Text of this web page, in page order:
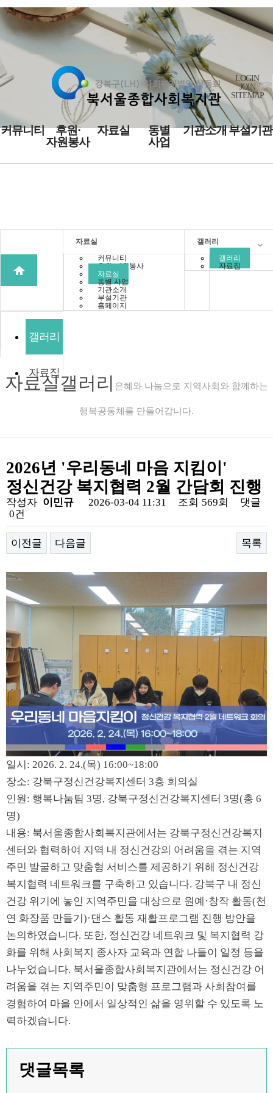
LOGIN
JOIN
SITEMAP
커뮤니티
후원·
자원봉사
자료실
동별
사업
기관소개부설기관
자료실
커뮤니티
후원·자원봉사
자료실
동별 사업
기관소개
부설기관
홈페이지
갤러리
갤러리
자료집
갤러리
자료집
자료실갤러리 은혜와 나눔으로 지역사회와 함께하는
행복공동체를 만들어갑니다.
2026년 '우리동네 마음 지킴이'
정신건강 복지협력 2월 간담회 진행
작성자 이민규 2026-03-04 11:31 조회 569회
댓글
0건
이전글 다음글 목록
일시: 2026. 2. 24.(목) 16:00~18:00
장소: 강북구정신건강복지센터 3층 회의실
인원: 행복나눔팀 3명, 강북구정신건강복지센터 3명(총 6
명)
내용: 북서울종합사회복지관에서는 강북구정신건강복지
센터와 협력하여 지역 내 정신건강의 어려움을 겪는 지역
주민 발굴하고 맞춤형 서비스를 제공하기 위해 정신건강
복지협력 네트워크를 구축하고 있습니다. 강북구 내 정신
건강 위기에 놓인 지역주민을 대상으로 원예·창작 활동(천
연 화장품 만들기)·댄스 활동 재활프로그램 진행 방안을
논의하였습니다. 또한, 정신건강 네트워크 및 복지협력 강
화를 위해 사회복지 종사자 교육과 연합 나들이 일정 등을
나누었습니다. 북서울종합사회복지관에서는 정신건강 어
려움을 겪는 지역주민이 맞춤형 프로그램과 사회참여를
경험하여 마을 안에서 일상적인 삶을 영위할 수 있도록 노
력하겠습니다.
댓글목록